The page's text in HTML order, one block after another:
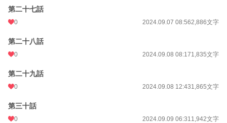
第二十七話
0 2024.09.07 08:562,886文字
第二十八話
0 2024.09.08 08:171,835文字
第二十九話
0 2024.09.08 12:431,865文字
第三十話
0 2024.09.09 06:311,942文字